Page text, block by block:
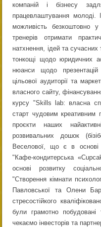
компаній і бізнесу
працевлаштування
можливість безкоштовно у
тренерів отримати
натхнення, ідей та сучасних
тонкощі щодо юридичних
нюанси щодо презентацій
цільової аудиторії та
власного сайту,
курсу "Skills lab: власна
старт чудовим креативним
проєкти наших
розвивальних дошок
Веселової, що є в основі
"Кафе-кондитерська
основі розвитку
"Створення кімнати
Павловської та Олени
стресостійкого
були грамотно побудовані
чекаємо інвесторів та